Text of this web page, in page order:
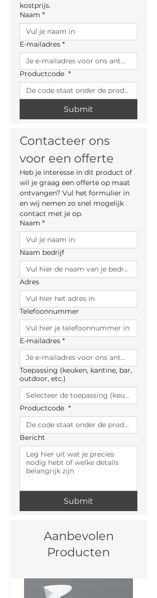
kostprijs.
Naam *
E-mailadres *
Productcode *
Submit
Contacteer ons
voor een offerte
Heb je interesse in dit product of
wil je graag een offerte op maat
ontvangen? Vul het formulier in
en wij nemen zo snel mogelijk
contact met je op.
Naam *
Naam bedrijf
Adres
Telefoonnummer
E-mailadres *
Toepassing (keuken, kantine, bar,
outdoor, etc.)
Productcode *
Bericht
Submit
Aanbevolen
Producten